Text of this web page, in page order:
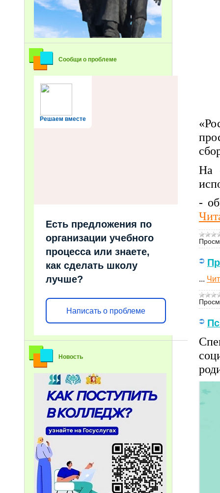
Сообщи о проблеме
Решаем вместе
Есть предложения по
организации учебного
процесса или знаете,
как сделать школу
лучше?
Написать о проблеме
Новость
На
-
...